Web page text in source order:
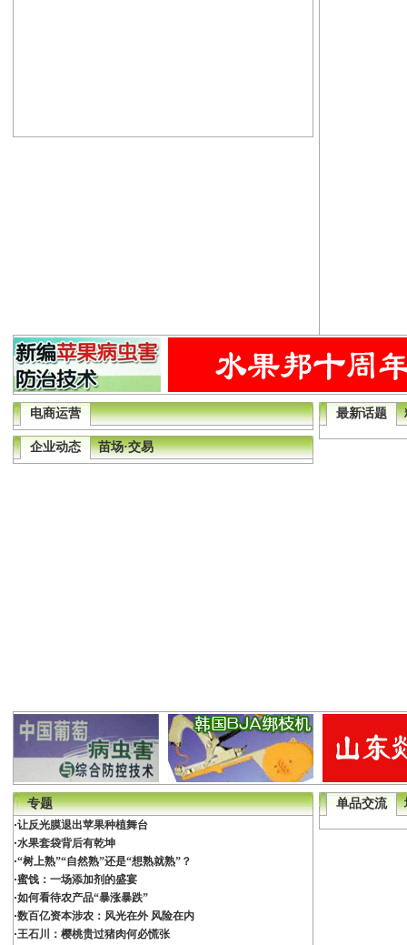
电商运营
企业动态 苗场·交易
最新话题
专题
·让反光膜退出苹果种植舞台
·水果套袋背后有乾坤
·“树上熟”“自然熟”还是“想熟就熟”？
·蜜饯：一场添加剂的盛宴
·如何看待农产品“暴涨暴跌”
·数百亿资本涉农：风光在外 风险在内
·王石川：樱桃贵过猪肉何必慌张
单品交流